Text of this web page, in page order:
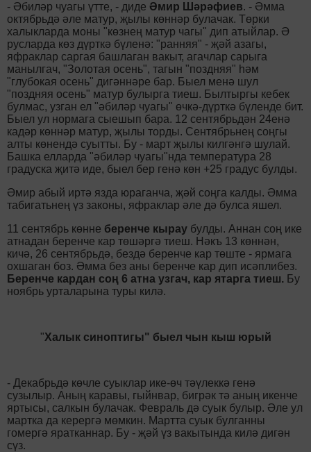
- Әбиләр чуагы үтте, - диде Әмир Шәрәфиев. - Әмма
октябрьдә әле матур, җылы көннәр булачак. Төрки
халыкларда моны "көзнең матур чагы" дип атыйлар. Ә
русларда көз дүрткә бүленә: "ранняя" - җәй азагы,
яфраклар саргая башлаган вакыт, агачлар сарыга
манылгач, "Золотая осень", тагын "поздняя" һәм
"глубокая осень" дигәннәре бар. Быел менә шул
"поздняя осень" матур булырга тиеш. Былтыргы кебек
булмас, узган ел "әбиләр чуагы" өчкә-дүрткә бүленде бит.
Быел ул нормага сыешып бара. 12 сентябрьдән 24енә
кадәр көннәр матур, җылы торды. Сентябрьнең соңгы
алты көнендә суытты. Бу - март җылы килгәнгә шулай.
Башка елларда "әбиләр чуагы"нда температура 28
градуска җитә иде, быел бер генә көн +25 градус булды.
Әмир абый иртә язда юраганча, җәй соңга калды. Әмма
табигатьнең үз законы, яфраклар әле дә булса яшел.
11 сентябрь көнне беренче кырау булды. Аннан соң ике
атнадан беренче кар төшәргә тиеш. Нәкъ 13 көннән,
кичә, 26 сентябрьдә, бездә беренче кар төште - ярмага
охшаган боз. Әмма без аны беренче кар дип исәплибез.
Беренче кардан соң 6 атна узгач, кар ятарга тиеш. Бу
ноябрь урталарына туры килә.
"Халык синоптигы" быел чын кыш юрый
- Декабрьдә көчле суыклар ике-өч тәүлеккә генә
сузылыр. Аның каравы, гыйнвар, бигрәк тә аның икенче
яртысы, салкын булачак. Февраль дә суык булыр. Әле ул
мартка да керергә мөмкин. Мартта суык булганны
гомергә яратканнар. Бу - җәй үз вакытында килә дигән
сүз.